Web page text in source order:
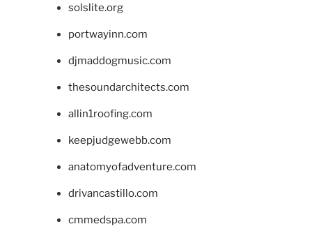
solslite.org
portwayinn.com
djmaddogmusic.com
thesoundarchitects.com
allin1roofing.com
keepjudgewebb.com
anatomyofadventure.com
drivancastillo.com
cmmedspa.com